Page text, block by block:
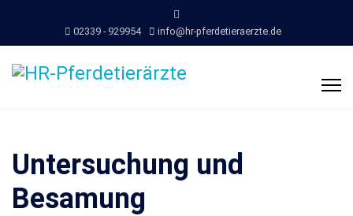
02339 - 929954 info@hr-pferdetieraerzte.de
Untersuchung und
Besamung